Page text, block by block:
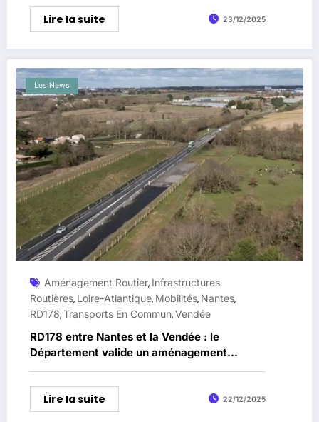
Lire la suite 23/12/2025
Les News
Aménagement Routier, Infrastructures
Routières, Loire-Atlantique, Mobilités, Nantes,
RD178,Transports En Commun,Vendée
RD178 entre Nantes et la Vendée : le
Département valide un aménagement
majeur d’ici 2029
Lire la suite 22/12/2025